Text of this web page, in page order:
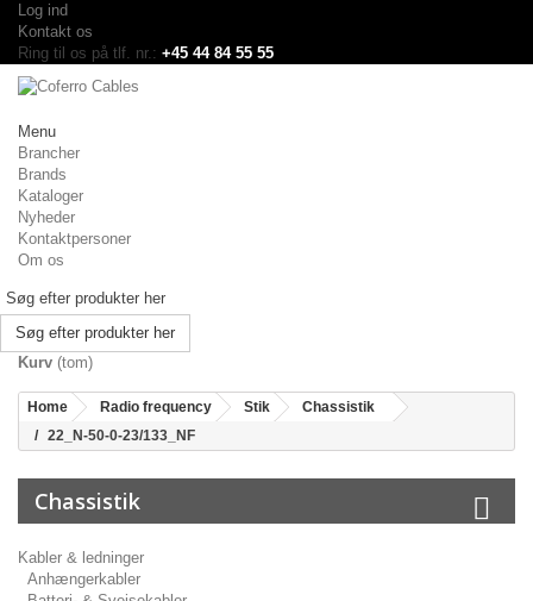
Log ind
Kontakt os
Ring til os på tlf. nr.: +45 44 84 55 55
Menu
Brancher
Brands
Kataloger
Nyheder
Kontaktpersoner
Om os
Søg efter produkter her
Kurv (tom)
Home Radio frequency Stik
Chassistik
22_N-50-0-23/133_NF
Chassistik
Kabler & ledninger
Anhængerkabler